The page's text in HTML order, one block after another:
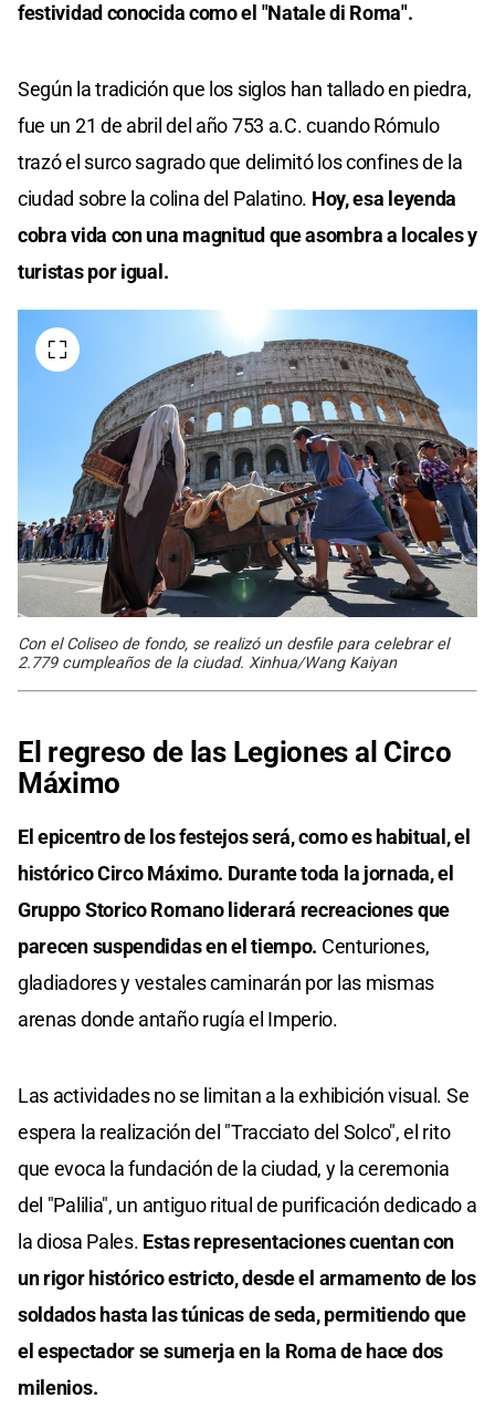
festividad conocida como el "Natale di Roma".
Según la tradición que los siglos han tallado en piedra,
fue un 21 de abril del año 753 a.C. cuando Rómulo
trazó el surco sagrado que delimitó los confines de la
ciudad sobre la colina del Palatino. Hoy, esa leyenda
cobra vida con una magnitud que asombra a locales y
turistas por igual.
Con el Coliseo de fondo, se realizó un desfile para celebrar el
2.779 cumpleaños de la ciudad. Xinhua/Wang Kaiyan
El regreso de las Legiones al Circo
Máximo
El epicentro de los festejos será, como es habitual, el
histórico Circo Máximo. Durante toda la jornada, el
Gruppo Storico Romano liderará recreaciones que
parecen suspendidas en el tiempo. Centuriones,
gladiadores y vestales caminarán por las mismas
arenas donde antaño rugía el Imperio.
Las actividades no se limitan a la exhibición visual. Se
espera la realización del "Tracciato del Solco", el rito
que evoca la fundación de la ciudad, y la ceremonia
del "Palilia", un antiguo ritual de purificación dedicado a
la diosa Pales. Estas representaciones cuentan con
un rigor histórico estricto, desde el armamento de los
soldados hasta las túnicas de seda, permitiendo que
el espectador se sumerja en la Roma de hace dos
milenios.